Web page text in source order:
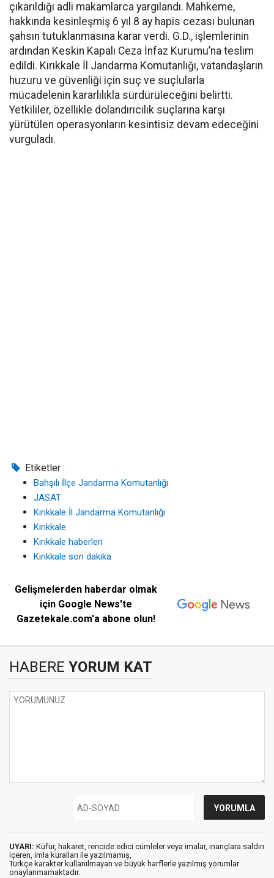
çıkarıldığı adli makamlarca yargılandı. Mahkeme,
hakkında kesinleşmiş 6 yıl 8 ay hapis cezası bulunan
şahsın tutuklanmasına karar verdi. G.D., işlemlerinin
ardından Keskin Kapalı Ceza İnfaz Kurumu’na teslim
edildi. Kırıkkale İl Jandarma Komutanlığı, vatandaşların
huzuru ve güvenliği için suç ve suçlularla
mücadelenin kararlılıkla sürdürüleceğini belirtti.
Yetkililer, özellikle dolandırıcılık suçlarına karşı
yürütülen operasyonların kesintisiz devam edeceğini
vurguladı.
Etiketler :
Bahşılı İlçe Jandarma Komutanlığı
JASAT
Kırıkkale İl Jandarma Komutanlığı
Kırıkkale
Kırıkkale haberleri
Kırıkkale son dakika
Gelişmelerden haberdar olmak
için Google News'te
Gazetekale.com'a abone olun!
HABERE YORUM KAT
UYARI: Küfür, hakaret, rencide edici cümleler veya imalar, inançlara saldırı
içeren, imla kuralları ile yazılmamış,
Türkçe karakter kullanılmayan ve büyük harflerle yazılmış yorumlar
onaylanmamaktadır.